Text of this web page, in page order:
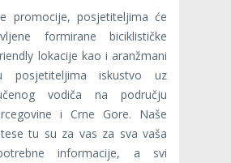
promocije, posjetiteljima će
formirane biciklističke
lokacije kao i aranžmani
posjetiteljima iskustvo uz
vodiča na području
i Crne Gore. Naše
tu su za vas za sva vaša
informacije, a svi